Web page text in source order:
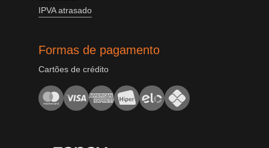
IPVA atrasado
Formas de pagamento
Cartões de crédito